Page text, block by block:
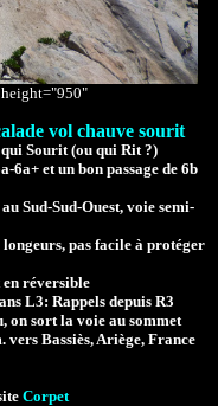
vol chauve sourit
Sourit (ou qui Rit ?)
6a+ et un bon passage de 6b
Sud-Sud-Ouest, voie semi-
pas facile à protéger
réversible
L3: Rappels depuis R3
on sort la voie au sommet
Bassiès, Ariège, France
Corpet